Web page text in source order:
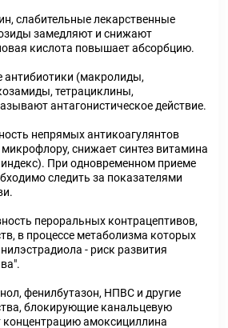
слабительные лекарственные
замедляют и снижают
кислота повышает абсорбцию.
антибиотики (макролиды,
тетрациклины,
антагонистическое действие.
непрямых антикоагулянтов
снижает синтез витамина
При одновременном приеме
следить за показателями
пероральных контрацептивов,
в процессе метаболизма которых
- риск развития
фенилбутазон, НПВС и другие
блокирующие канальцевую
амоксициллина